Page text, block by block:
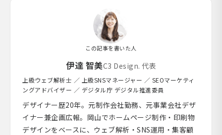
この記事を書いた人
伊達 智美C3 Design. 代表
上級ウェブ解析士 ／ 上級SNSマネージャー ／ SEOマーケティ
ングアドバイザー ／ デジタル庁 デジタル推進委員
デザイナー歴20年。元制作会社勤務、元事業会社デザ
イナー兼企画広報。岡山でホームページ制作・印刷物
デザインをベースに、ウェブ解析・SNS運用・集客顧